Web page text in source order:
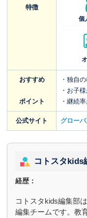
特徴
個
おすすめ
ポイント
・独自
・お子
・継続
公式サイト グロー
コトスタkids
経歴：
コトスタkids編集部
編集チームです。教